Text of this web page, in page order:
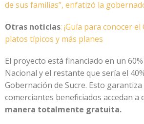
de sus familias”, enfatizó la
Otras noticias: ¡Guía para conocer
platos típicos y más planes
El proyecto está financiado en un
Nacional y el restante que sería el
Gobernación de Sucre. Esto garantiza
comerciantes beneficiados accedan a
manera totalmente gratuita.